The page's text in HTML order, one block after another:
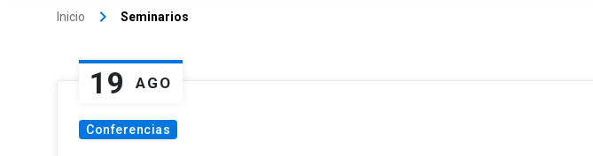
Inicio keyboard_arrow_right Seminarios
19 AGO
Conferencias